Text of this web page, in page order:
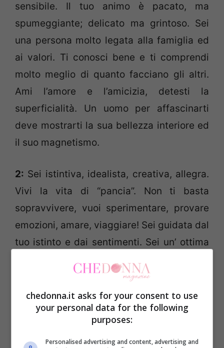
sensibile. Il tuo animo è pacato, ma
spumeggiante; delicato ma grintoso. Sei
una persona molto legata alla famiglia ed
ai valori. Ti conosci bene e ti comprendi
molto meglio di quanto facciano gli altri.
Ami l’amore e l’amicizia, detesti la
superficialità. Un uomo per affascinarti
deve mostrarti la sua bellezza interiore ed
il suo magnetismo.
2: Sei istintiva, idealista, creativa, allegra.
Vivi la vita di “pancia”. Non ti basta
sopravvivere, vuoi sperimentare, provare
emozioni, amare, viaggiare! Sei guidata dal
tuo istinto e dai sentimenti. Sei un’ ottima
spesso affidamento su di te. Ti piacciono
gli uomini ironici ed intelligenti, con i quali
affrontare vivaci scambi di battute
pungenti e sensuali.
chedonna.it asks for your consent to use
your personal data for the following
purposes:
Personalised advertising and content, advertising and